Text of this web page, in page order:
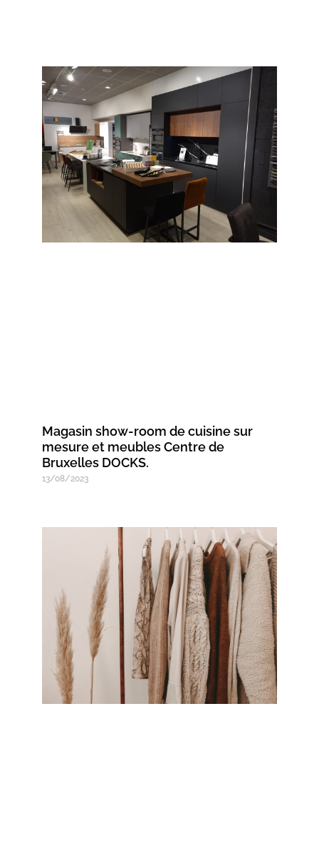
Magasin show-room de cuisine sur
mesure et meubles Centre de
Bruxelles DOCKS.
13/08/2023